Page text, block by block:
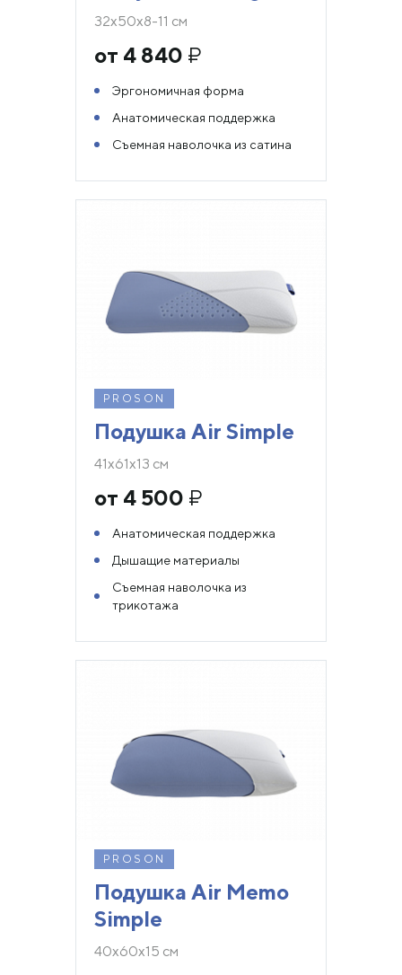
32х50х8-11 см
от 4 840 ₽
Эргономичная форма
Анатомическая поддержка
Съемная наволочка из сатина
PROSON
Подушка Air Simple
41х61х13 см
от 4 500 ₽
Анатомическая поддержка
Дышащие материалы
Съемная наволочка из
трикотажа
PROSON
Подушка Air Memo
Simple
40х60х15 см